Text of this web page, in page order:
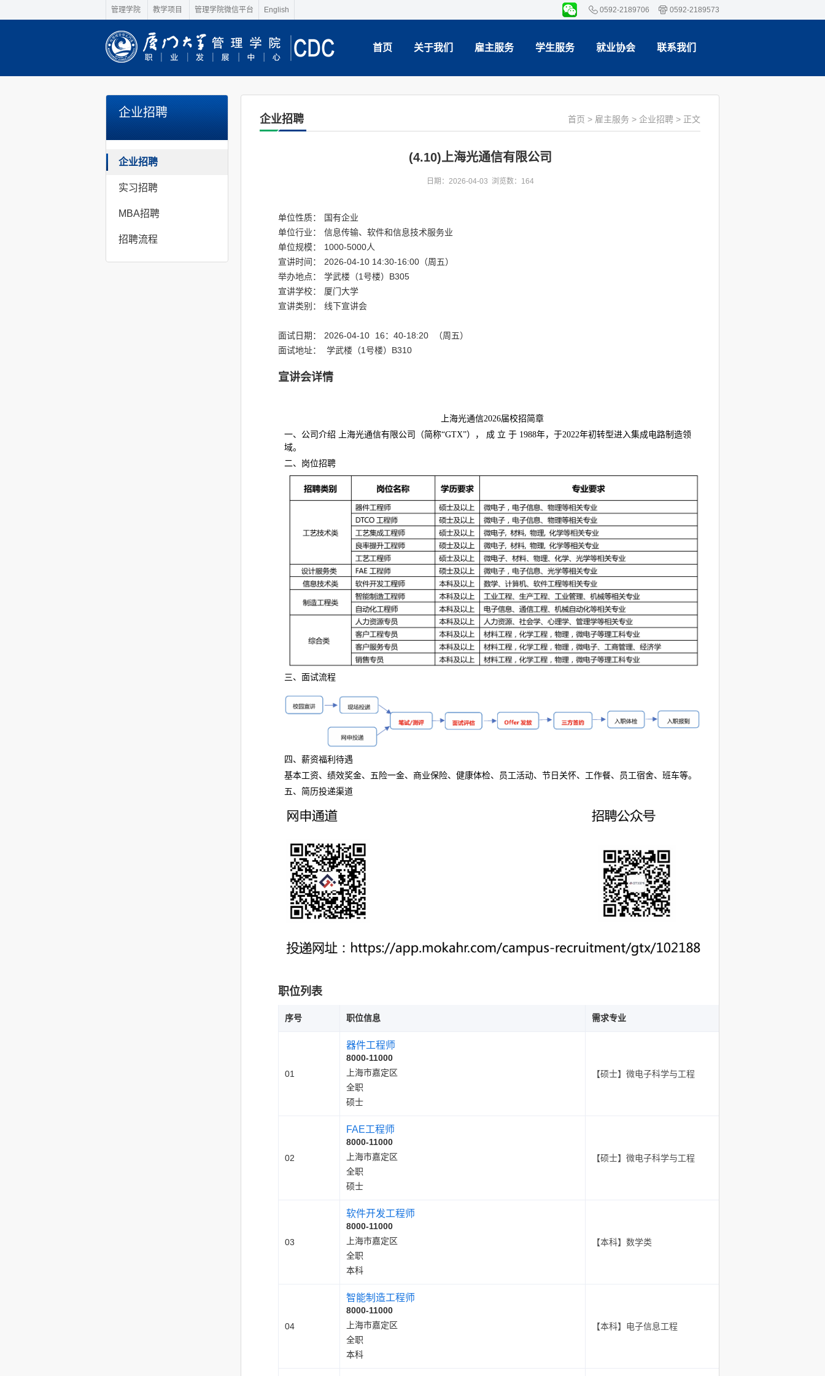
管理学院 教学项目 管理学院微信平台 English 0592-2189706 0592-2189573
首页 关于我们 雇主服务 学生服务 就业协会 联系我们
企业招聘
企业招聘
实习招聘
MBA招聘
招聘流程
企业招聘 首页 > 雇主服务 > 企业招聘 > 正文
(4.10)上海光通信有限公司
日期：2026-04-03 浏览数： 164
单位性质：
国有企业
单位行业：
信息传输、软件和信息技术服务业
单位规模：
1000-5000人
宣讲时间：
2026-04-10 14:30-16:00（周五）
举办地点：
学武楼（1号楼）B305
宣讲学校：
厦门大学
宣讲类别：
线下宣讲会
面试日期： 2026-04-10 16：40-18:20
（周五）
面试地址：
学武楼（1号楼）B310
宣讲会详情
上海光通信2026届校招简章
一、公司介绍 上海光通信有限公司（简称“GTX”）， 成 立 于 1988年，于2022年初转型进入集成电路制造领
域。
二、岗位招聘
三、面试流程
四、薪资福利待遇
基本工资、绩效奖金、五险一金、商业保险、健康体检、员工活动、节日关怀、工作餐、员工宿舍、班车等。
五、简历投递渠道
职位列表
序号 职位信息 需求专业
01
器件工程师
8000-11000
上海市嘉定区
全职
硕士
【硕士】微电子科学与工程
02
FAE工程师
8000-11000
上海市嘉定区
全职
硕士
【硕士】微电子科学与工程
03
软件开发工程师
8000-11000
上海市嘉定区
全职
本科
【本科】数学类
04
智能制造工程师
8000-11000
上海市嘉定区
全职
本科
【本科】电子信息工程